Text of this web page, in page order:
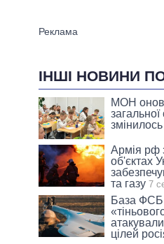
ІНШІ НОВИНИ
МОН
змінилось
Армія рф
об'єктах
та газу 7
База ФСБ
цілей